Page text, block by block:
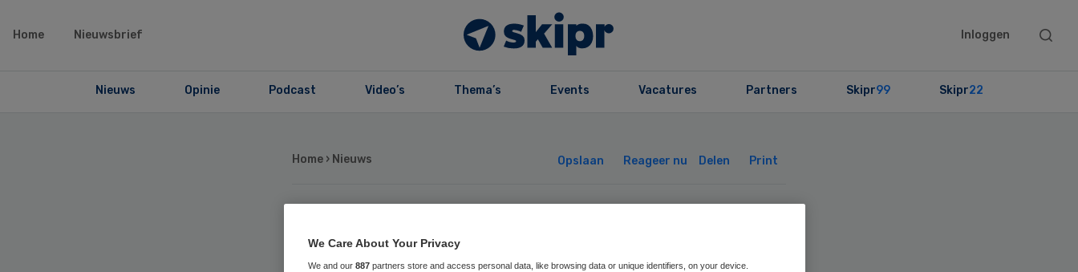
Home Nieuwsbrief Inloggen
Search
Nieuws Opinie Podcast Video’s Thema’s Events Vacatures Partners Skipr99 Skipr22
Home › Nieuws Opslaan Reageer nu Delen Print
Schippers wil
We Care About Your Privacy
We and our 887 partners store and access personal data, like browsing data or unique identifiers, on your device.